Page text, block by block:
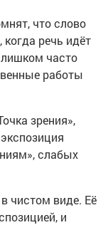
что слово
речь идёт
часто
работы
зрения»,
слабых
чистом виде. Её
и